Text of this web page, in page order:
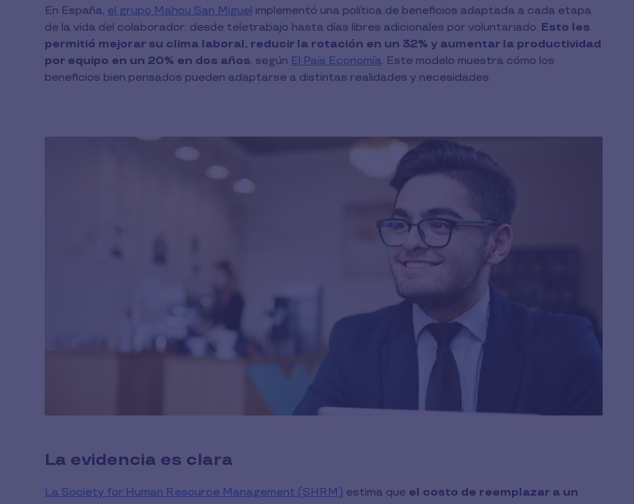
En España, el grupo Mahou San Miguel implementó una política de beneficios adaptada a cada etapa
de la vida del colaborador: desde teletrabajo hasta días libres adicionales por voluntariado. Esto les
permitió mejorar su clima laboral, reducir la rotación en un 32% y aumentar la productividad
por equipo en un 20% en dos años, según El País Economía. Este modelo muestra cómo los
beneficios bien pensados pueden adaptarse a distintas realidades y necesidades.
La evidencia es clara
La Society for Human Resource Management (SHRM) estima que el costo de reemplazar a un